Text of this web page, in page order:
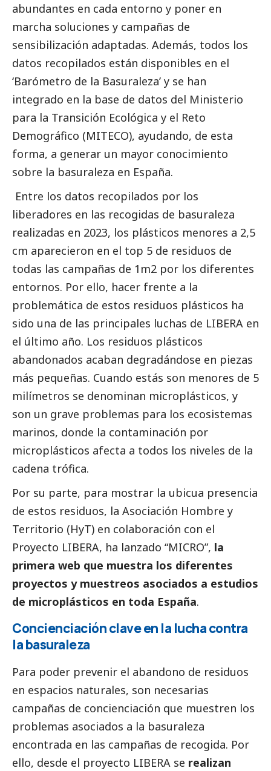
abundantes en cada entorno y poner en
marcha soluciones y campañas de
sensibilización adaptadas. Además, todos los
datos recopilados están disponibles en el
‘Barómetro de la Basuraleza’ y se han
integrado en la base de datos del Ministerio
para la Transición Ecológica y el Reto
Demográfico (MITECO), ayudando, de esta
forma, a generar un mayor conocimiento
sobre la basuraleza en España.
Entre los datos recopilados por los
liberadores en las recogidas de basuraleza
realizadas en 2023, los plásticos menores a 2,5
cm aparecieron en el top 5 de residuos de
todas las campañas de 1m2 por los diferentes
entornos. Por ello, hacer frente a la
problemática de estos residuos plásticos ha
sido una de las principales luchas de LIBERA en
el último año. Los residuos plásticos
abandonados acaban degradándose en piezas
más pequeñas. Cuando estás son menores de 5
milímetros se denominan microplásticos, y
son un grave problemas para los ecosistemas
marinos, donde la contaminación por
microplásticos afecta a todos los niveles de la
cadena trófica.
Por su parte, para mostrar la ubicua presencia
de estos residuos, la Asociación Hombre y
Territorio (HyT) en colaboración con el
Proyecto LIBERA, ha lanzado “MICRO”, la
primera web que muestra los diferentes
proyectos y muestreos asociados a estudios
de microplásticos en toda España.
Concienciación clave en la lucha contra
la basuraleza
Para poder prevenir el abandono de residuos
en espacios naturales, son necesarias
campañas de concienciación que muestren los
problemas asociados a la basuraleza
encontrada en las campañas de recogida. Por
ello, desde el proyecto LIBERA se realizan